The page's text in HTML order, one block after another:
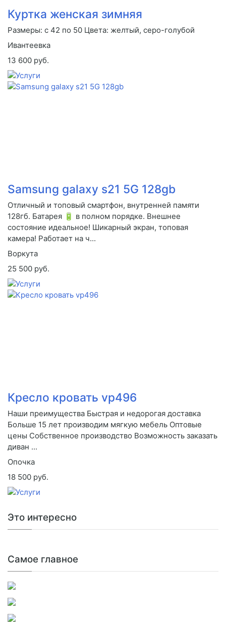
Куртка женская зимняя
Размеры: с 42 по 50 Цвета: желтый, серо-голубой
Ивантеевка
13 600 руб.
Samsung galaxy s21 5G 128gb
Отличный и топовый смартфон, внутренней памяти
128гб. Батарея 🔋 в полном порядке. Внешнее
состояние идеальное! Шикарный экран, топовая
камера! Работает на ч...
Воркута
25 500 руб.
Кресло кровать vp496
Наши преимущества Быстрая и недорогая доставка
Больше 15 лет производим мягкую мебель Оптовые
цены Собственное производство Возможность заказать
диван ...
Опочка
18 500 руб.
Это интересно
Самое главное